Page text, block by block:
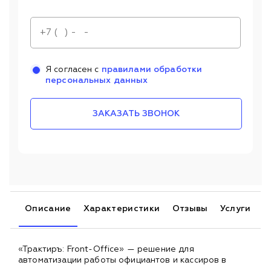
Я согласен с правилами обработки
персональных данных
ЗАКАЗАТЬ ЗВОНОК
Описание Характеристики Отзывы Услуги
«Трактиръ: Front-Office» — решение для
автоматизации работы официантов и кассиров в